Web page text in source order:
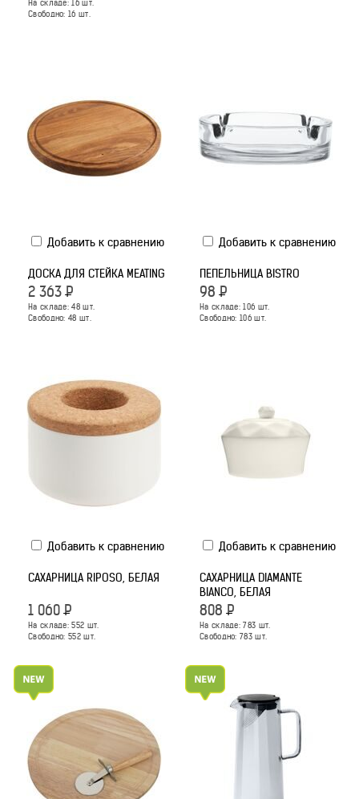
На складе:16шт.
Свободно: 16 шт.
Добавить к сравнению
ДОСКА ДЛЯ СТЕЙКА MEATING
2 363 Р
На складе:48шт.
Свободно: 48 шт.
Добавить к сравнению
ПЕПЕЛЬНИЦА BISTRO
98 Р
На складе:106 шт.
Свободно: 106шт.
Добавить к сравнению
САХАРНИЦА RIPOSO, БЕЛАЯ
1 060 Р
На складе:552 шт.
Свободно: 552шт.
Добавить к сравнению
САХАРНИЦА DIAMANTE
BIANCO, БЕЛАЯ
808 Р
На складе:783 шт.
Свободно: 783шт.